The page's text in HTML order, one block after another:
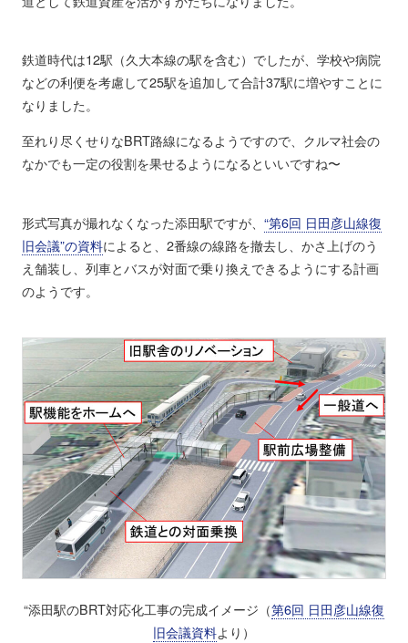
鉄道時代は12駅（久大本線の駅を含む）でしたが、学校や病院
などの利便を考慮して25駅を追加して合計37駅に増やすことに
なりました。
至れり尽くせりなBRT路線になるようですので、クルマ社会の
なかでも一定の役割を果せるようになるといいですね〜
形式写真が撮れなくなった添田駅ですが、 “第6回 日田彦山線復
旧会議”の資料によると、2番線の線路を撤去し、かさ上げのう
え舗装し、列車とバスが対面で乗り換えできるようにする計画
のようです。
“添田駅のBRT対応化工事の完成イメージ（第6回 日田彦山線復
旧会議資料より）